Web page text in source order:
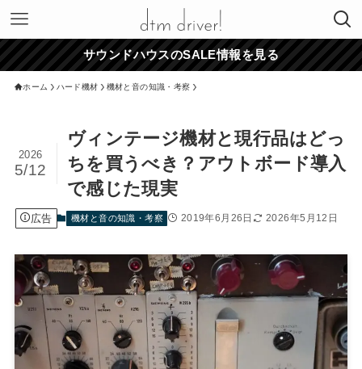
サウンドハウスのSALE情報を見る
ホーム ハード機材 機材と音の知識・考察
ヴィンテージ機材と現行品はどっ
ちを買うべき？アウトボード導入
で感じた現実
2026
5/12
広告 機材と音の知識・考察 2019年6月26日 2026年5月12日